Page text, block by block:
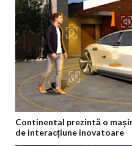
Continental prezintă o
de interacțiune inovatoare